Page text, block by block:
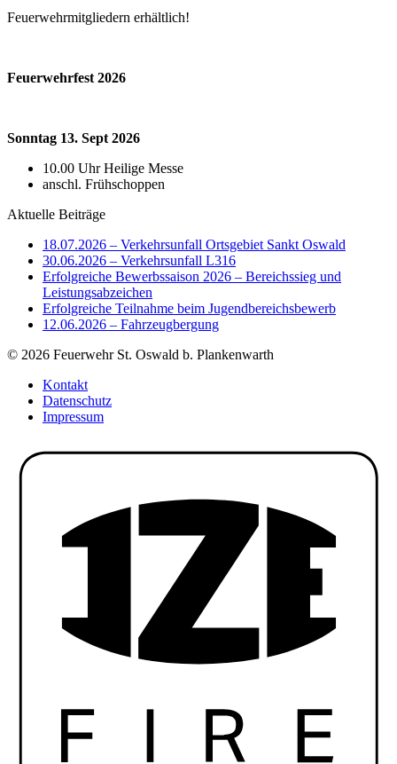
Feuerwehrmitgliedern erhältlich!
Feuerwehrfest 2026
Sonntag 13. Sept 2026
10.00 Uhr Heilige Messe
anschl. Frühschoppen
Aktuelle Beiträge
18.07.2026 – Verkehrsunfall Ortsgebiet Sankt Oswald
30.06.2026 – Verkehrsunfall L316
Erfolgreiche Bewerbssaison 2026 – Bereichssieg und
Leistungsabzeichen
Erfolgreiche Teilnahme beim Jugendbereichsbewerb
12.06.2026 – Fahrzeugbergung
© 2026 Feuerwehr St. Oswald b. Plankenwarth
Kontakt
Datenschutz
Impressum